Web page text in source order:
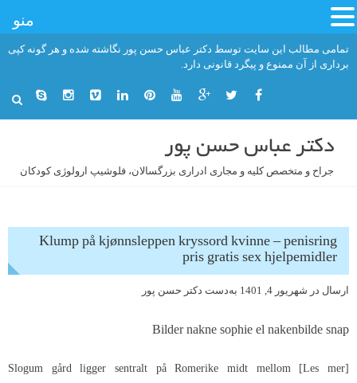
تمامی مطالب این سایت توسط دکتر عباس حسن پور نگاشته شده و هر گونه کپی
برداری از آن ممنوع و پیگرد قانونی دارد.
دکتر عباس حسن پور
جراح و متخصص کلیه و مجاری ادراری بزرگسالان، فلوشیپ ارولوژی کودکان
Klump på kjønnsleppen kryssord kvinne – penisring
pris gratis sex hjelpemidler
ارسال در شهریور 4, 1401 به‌دست دکتر حسن پور
Bilder nakne sophie el nakenbilde snap
[Les mer] Slogum gård ligger sentralt på Romerike midt mellom
منو